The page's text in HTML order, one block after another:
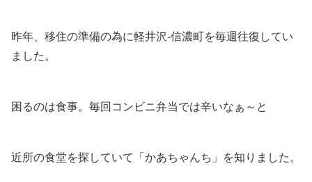
昨年、移住の準備の為に軽井沢-信濃町を毎週往復してい
ました。
困るのは食事。毎回コンビニ弁当では辛いなぁ～と
近所の食堂を探していて「かあちゃんち」を知りました。